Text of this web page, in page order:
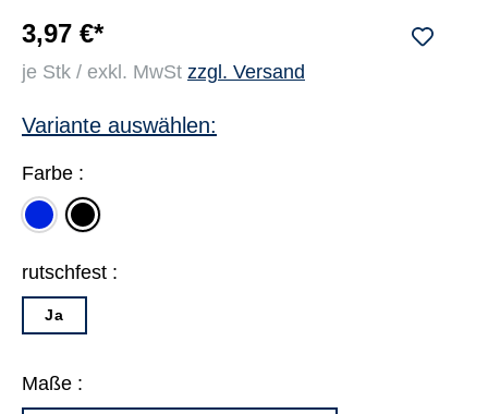
3,97 €*
je Stk / exkl. MwSt zzgl. Versand
Variante auswählen:
Farbe :
blau schwarz
rutschfest :
Ja
Maße :